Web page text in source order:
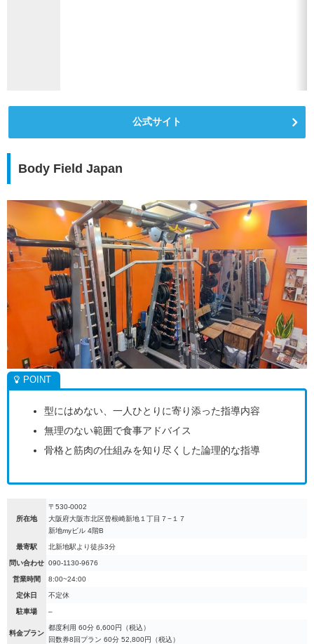
公式サイト
Body Field Japan
型にはめない、一人ひとりに寄り添った指導内容
無理のない範囲で食事アドバイス
骨格と筋肉の仕組みを知り尽くした論理的な指導
所在地
〒530-0002
大阪府大阪市北区曾根崎新地１丁目７−１７
新地myビル 4階B
最寄駅 北新地駅より徒歩3分
問い合わせ 090-1130-9676
営業時間 8:00~24:00
定休日 不定休
駐車場 –
料金プラン
都度利用 60分 6,600円（税込）
回数券8回プラン 60分 52,800円（税込）